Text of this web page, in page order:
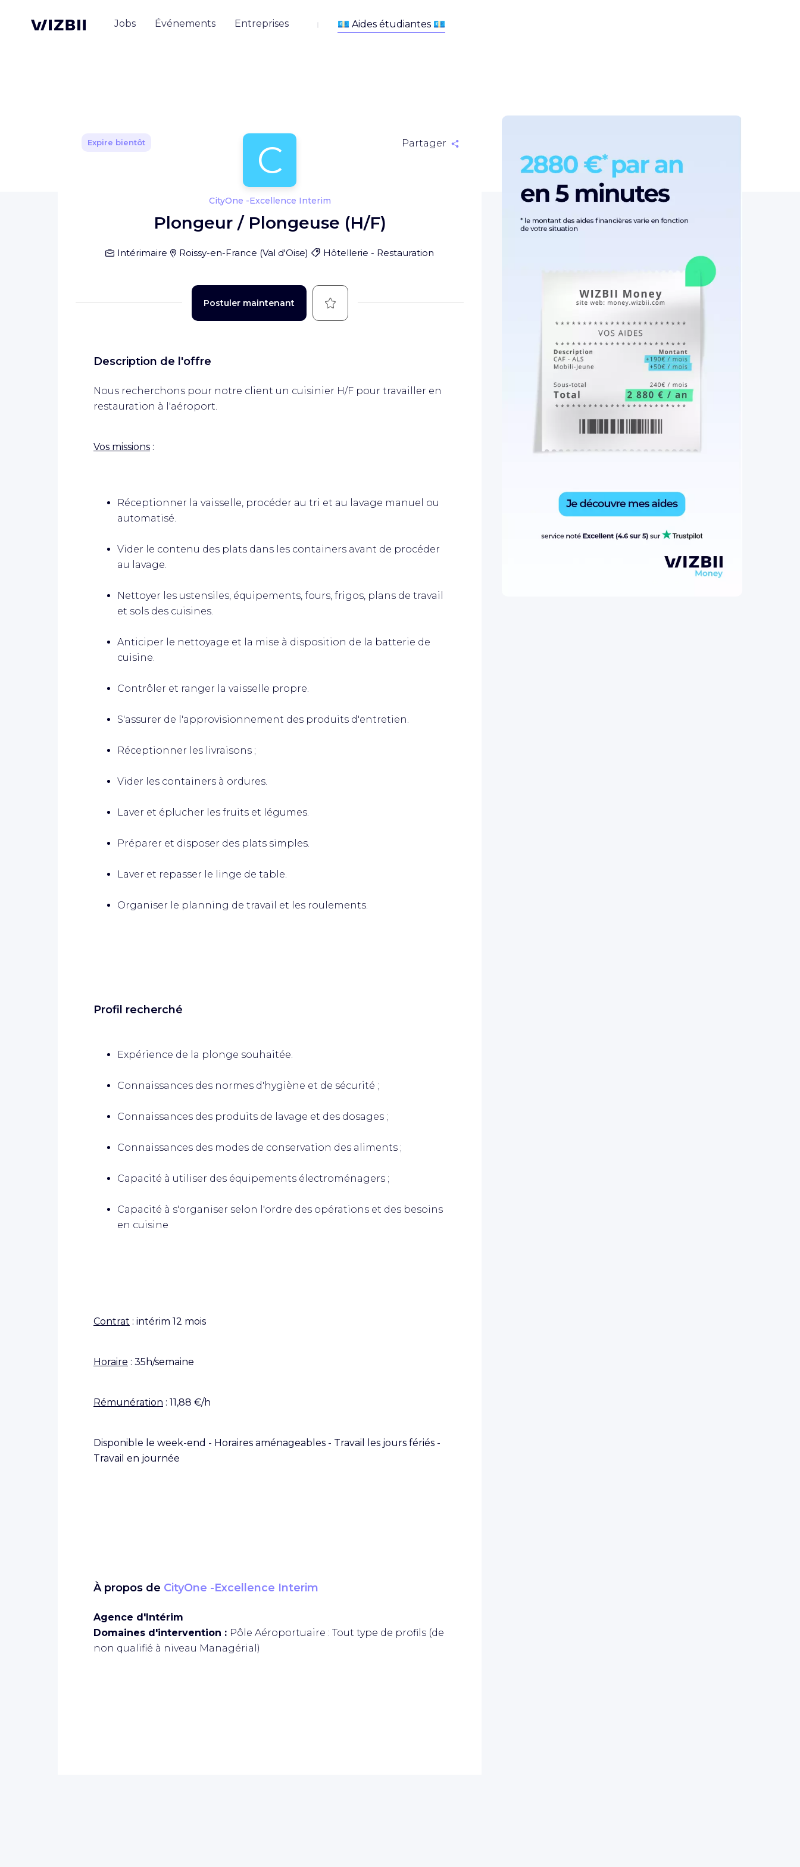
Jobs Événements Entreprises
Expire bientôt C Partager
CityOne -Excellence Interim
Plongeur / Plongeuse (H/F)
Intérimaire Roissy-en-France (Val d'Oise) Hôtellerie - Restauration
Postuler maintenant Sauvegarder
Description de l'offre
Nous recherchons pour notre client un cuisinier H/F pour travailler en
restauration à l'aéroport.
Vos missions :
Réceptionner la vaisselle, procéder au tri et au lavage manuel ou
automatisé.
Vider le contenu des plats dans les containers avant de procéder
au lavage.
Nettoyer les ustensiles, équipements, fours, frigos, plans de travail
et sols des cuisines.
Anticiper le nettoyage et la mise à disposition de la batterie de
cuisine.
Contrôler et ranger la vaisselle propre.
S'assurer de l'approvisionnement des produits d'entretien.
Réceptionner les livraisons ;
Vider les containers à ordures.
Laver et éplucher les fruits et légumes.
Préparer et disposer des plats simples.
Laver et repasser le linge de table.
Organiser le planning de travail et les roulements.
Profil recherché
Expérience de la plonge souhaitée.
Connaissances des normes d'hygiène et de sécurité ;
Connaissances des produits de lavage et des dosages ;
Connaissances des modes de conservation des aliments ;
Capacité à utiliser des équipements électroménagers ;
Capacité à s'organiser selon l'ordre des opérations et des besoins
en cuisine
Contrat : intérim 12 mois
Horaire : 35h/semaine
Rémunération : 11,88 €/h
Disponible le week-end - Horaires aménageables - Travail les jours fériés -
Travail en journée
À propos de CityOne -Excellence Interim
Agence d'Intérim
Domaines d'intervention : Pôle Aéroportuaire : Tout type de profils (de
non qualifié à niveau Managérial)